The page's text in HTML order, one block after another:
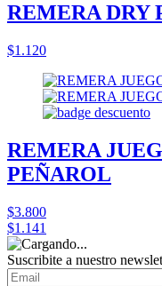
REMERA DRY
$1.120
REMERA
PEÑAROL
$3.800
$1.141
Suscribite a nuestro